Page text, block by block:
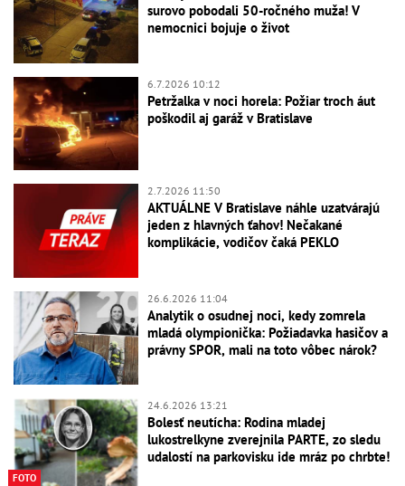
surovo pobodali 50-ročného muža! V
nemocnici bojuje o život
6.7.2026 10:12
Petržalka v noci horela: Požiar troch áut
poškodil aj garáž v Bratislave
2.7.2026 11:50
AKTUÁLNE V Bratislave náhle uzatvárajú
jeden z hlavných ťahov! Nečakané
komplikácie, vodičov čaká PEKLO
26.6.2026 11:04
Analytik o osudnej noci, kedy zomrela
mladá olympionička: Požiadavka hasičov a
právny SPOR, mali na toto vôbec nárok?
FOTO
24.6.2026 13:21
Bolesť neutícha: Rodina mladej
lukostrelkyne zverejnila PARTE, zo sledu
udalostí na parkovisku ide mráz po chrbte!